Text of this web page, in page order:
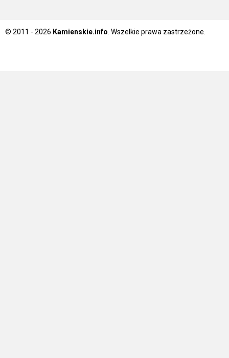
© 2011 - 2026 Kamienskie.info . Wszelkie prawa zastrzeżone.